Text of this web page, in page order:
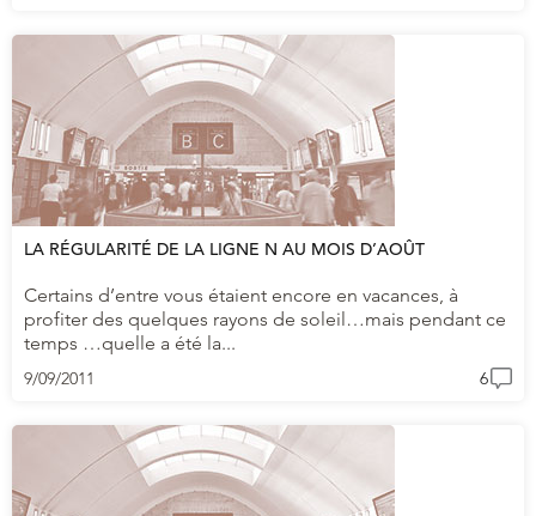
LA RÉGULARITÉ DE LA LIGNE N AU MOIS D’AOÛT
Certains d’entre vous étaient encore en vacances, à
profiter des quelques rayons de soleil…mais pendant ce
temps …quelle a été la...
9/09/2011 6